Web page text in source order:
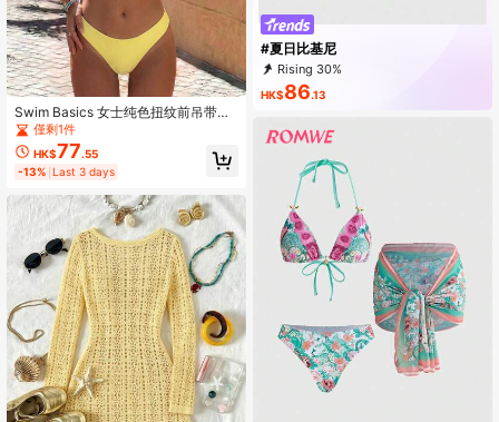
Swim Basics 女士纯色扭纹前吊带性
感黄色比基尼套装，非常适合海滩度
假
僅剩1件
HK$77.55
-13% Last 3 days
#夏日比基尼
Rising 30%
HK$86.13